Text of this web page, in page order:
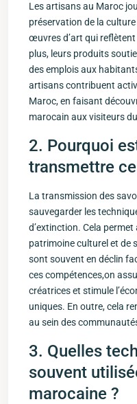
Les artisans⁢ au ‍Maroc
préservation de la ⁣culture
œuvres d’art qui reflètent
plus, leurs produits
des emplois aux⁢
artisans ⁣contribuent
Maroc,‌ en faisant
marocain aux visiteurs
2. ⁤Pourquoi
transmettre
La⁣ transmission⁢ des
sauvegarder les
d’extinction. Cela
patrimoine culturel et⁢ de
sont souvent en déclin
ces compétences,on
créatrices⁤ et stimule
uniques. En outre, cela
au sein des
3. Quelles
souvent
marocaine ?